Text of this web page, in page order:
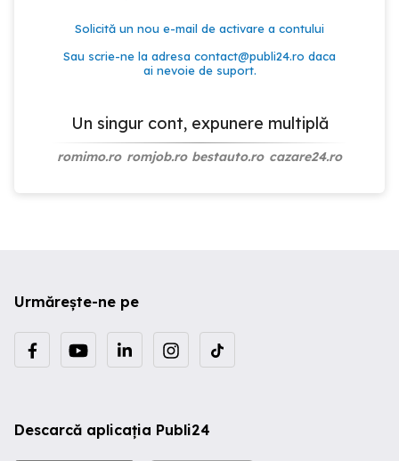
Solicită un nou e-mail de activare a contului
Sau scrie-ne la adresa contact@publi24.ro daca
ai nevoie de suport.
Un singur cont, expunere multiplă
romimo.ro romjob.ro bestauto.ro cazare24.ro
Urmărește-ne pe
Descarcă aplicația Publi24